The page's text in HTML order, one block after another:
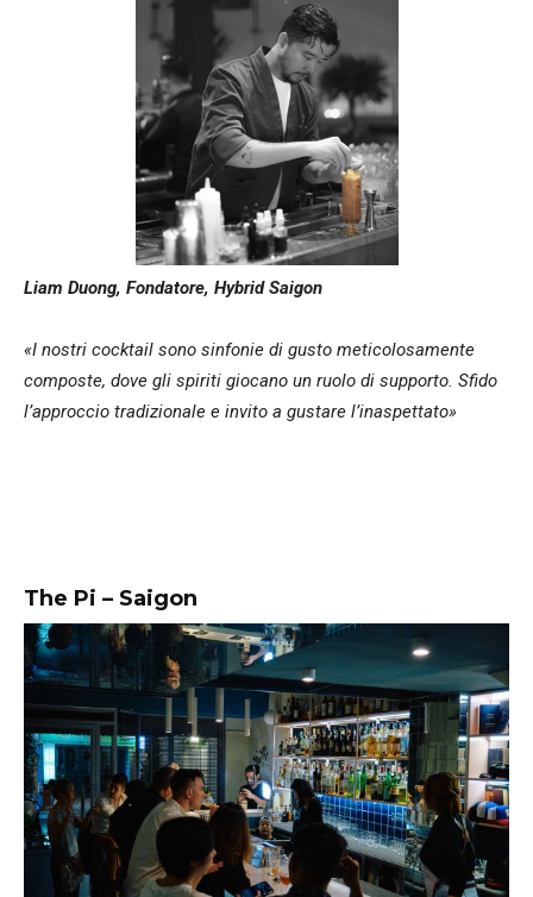
Liam Duong, Fondatore, Hybrid Saigon
«I nostri cocktail sono sinfonie di gusto meticolosamente
composte, dove gli spiriti giocano un ruolo di supporto. Sfido
l’approccio tradizionale e invito a gustare l’inaspettato»
The Pi – Saigon